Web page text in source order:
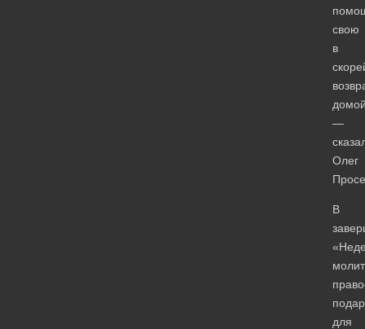
свою
в
—
Олег
В
для